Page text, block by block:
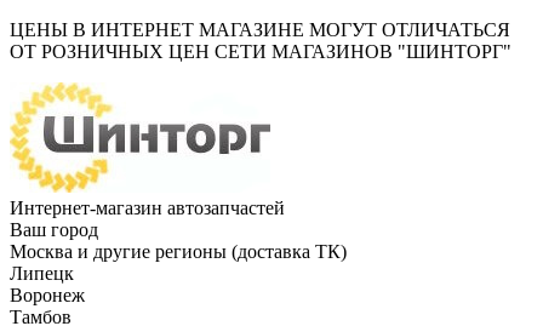
ЦЕНЫ В ИНТЕРНЕТ МАГАЗИНЕ МОГУТ ОТЛИЧАТЬСЯ
ОТ РОЗНИЧНЫХ ЦЕН СЕТИ МАГАЗИНОВ "ШИНТОРГ"
Интернет-магазин автозапчастей
Ваш город
Москва и другие регионы (доставка ТК)
Липецк
Воронеж
Тамбов